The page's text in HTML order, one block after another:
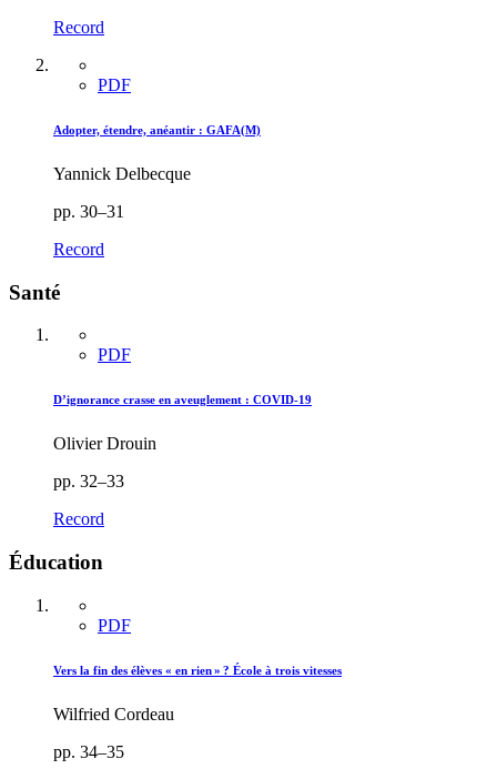
Record
PDF
Adopter, étendre, anéantir : GAFA(M)
Yannick Delbecque
pp. 30–31
Record
Santé
PDF
D’ignorance crasse en aveuglement : COVID-19
Olivier Drouin
pp. 32–33
Record
Éducation
PDF
Vers la fin des élèves « en rien » ? École à trois vitesses
Wilfried Cordeau
pp. 34–35